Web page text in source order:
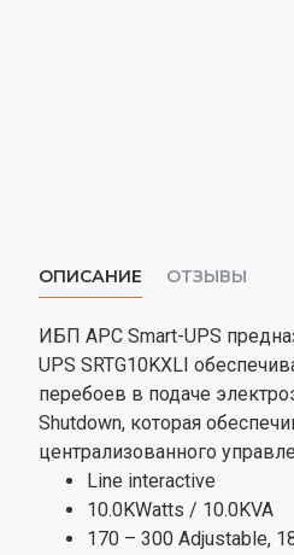
ОПИСАНИЕ ОТЗЫВЫ
ИБП APC Smart-UPS
UPS SRTG10KXLI
перебоев в подаче
Shutdown, которая
централизованного
Line interactive
10.0KWatts / 10.0KVA
170 – 300 Adjustable,